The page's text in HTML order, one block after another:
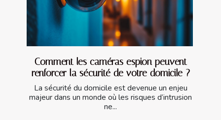
Comment les caméras espion peuvent
renforcer la sécurité de votre domicile ?
La sécurité du domicile est devenue un enjeu
majeur dans un monde où les risques d’intrusion
ne...